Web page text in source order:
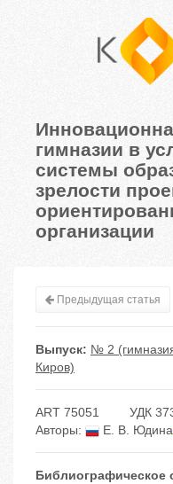
гимназии в
системы
зрелости
организации
Предыдущая статья
Выпуск: № 2
Киров)
ART 75051
УДК
Авторы:
Е. В. Юдина
Библиографическое